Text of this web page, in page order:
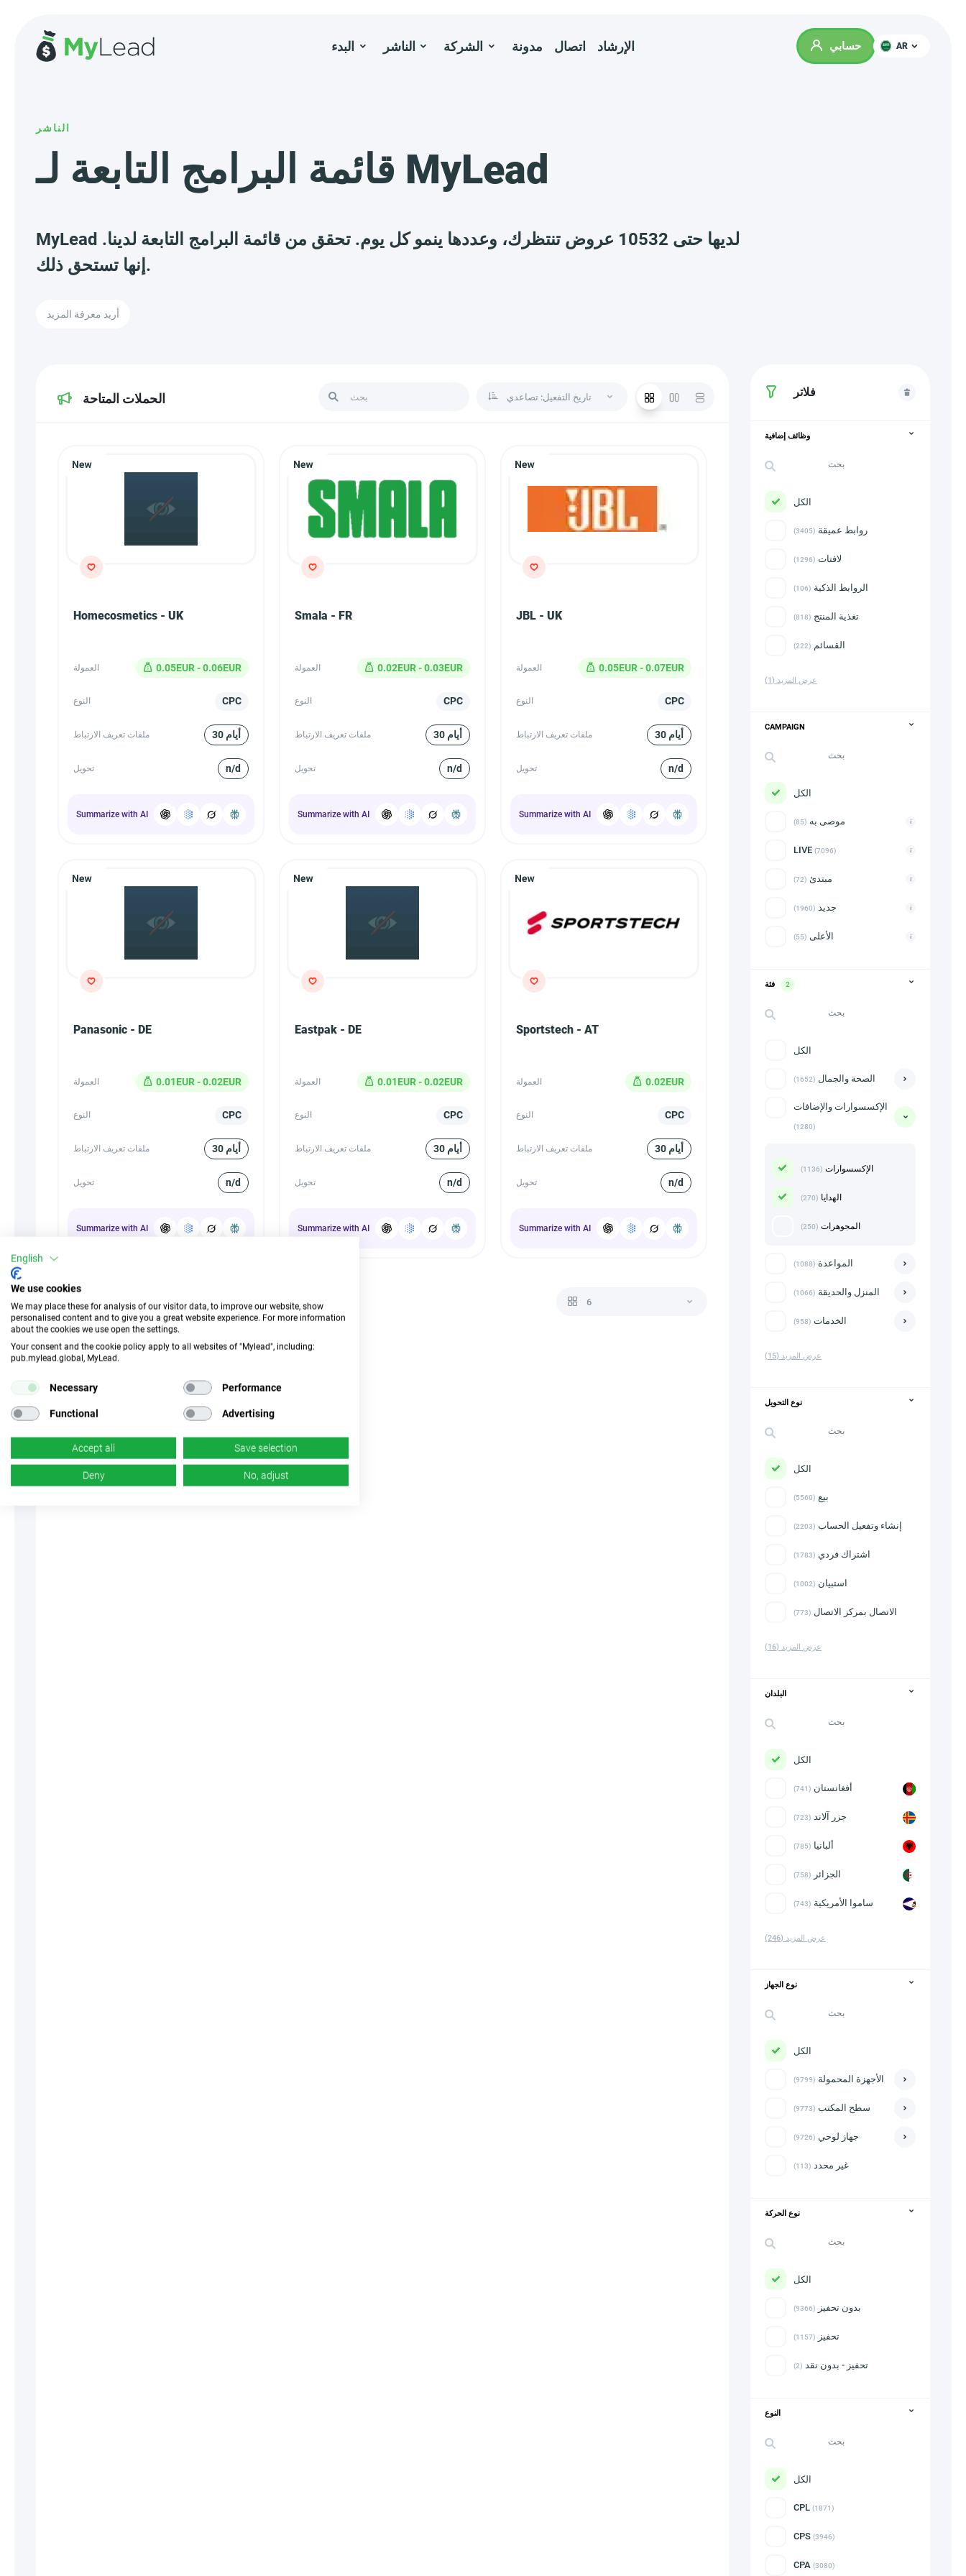
البدء الناشر الشركة مدونة اتصال الإرشاد حسابي AR
الناشر
قائمة البرامج التابعة لـ MyLead
MyLead لديها حتى 10532 عروض تنتظرك، وعددها ينمو كل يوم. تحقق من قائمة البرامج التابعة لدينا.
إنها تستحق ذلك.
أريد معرفة المزيد
الحملات المتاحة تاريخ التفعيل: تصاعدي
Homecosmetics - UK
العمولة 0.05EUR - 0.06EUR
النوع CPC
ملفات تعريف الارتباط 30 أيام
تحويل n/d
Summarize with AI
Smala - FR
العمولة 0.02EUR - 0.03EUR
النوع CPC
ملفات تعريف الارتباط 30 أيام
تحويل n/d
Summarize with AI
JBL - UK
العمولة 0.05EUR - 0.07EUR
النوع CPC
ملفات تعريف الارتباط 30 أيام
تحويل n/d
Summarize with AI
Panasonic - DE
العمولة 0.01EUR - 0.02EUR
النوع CPC
ملفات تعريف الارتباط 30 أيام
تحويل n/d
Summarize with AI
Eastpak - DE
العمولة 0.01EUR - 0.02EUR
النوع CPC
ملفات تعريف الارتباط 30 أيام
تحويل n/d
Summarize with AI
Sportstech - AT
العمولة 0.02EUR
النوع CPC
ملفات تعريف الارتباط 30 أيام
تحويل n/d
Summarize with AI
z 205 6
فلاتر
وظائف إضافية
الكل
روابط عميقة (3405)
لافتات (1296)
الروابط الذكية (106)
تغذية المنتج (818)
القسائم (222)
عرض المزيد (1)
CAMPAIGN
الكل
موصى به (85)
LIVE (7096)
مبتدئ (72)
جديد (1960)
الأعلى (55)
فئة 2
الكل
الصحة والجمال (1652)
الإكسسوارات والإضافات
(1280)
الإكسسوارات (1136)
الهدايا (270)
المجوهرات (250)
المواعدة (1088)
المنزل والحديقة (1066)
الخدمات (958)
عرض المزيد (15)
نوع التحويل
الكل
بيع (5560)
إنشاء وتفعيل الحساب (2203)
اشتراك فردي (1783)
استبيان (1002)
الاتصال بمركز الاتصال (773)
عرض المزيد (16)
البلدان
الكل
أفغانستان (741)
جزر آلاند (723)
ألبانيا (785)
الجزائر (758)
ساموا الأمريكية (743)
عرض المزيد (246)
نوع الجهاز
الكل
الأجهزة المحمولة (9799)
سطح المكتب (9773)
جهاز لوحي (9726)
غير محدد (113)
نوع الحركة
الكل
بدون تحفيز (9366)
تحفيز (1157)
تحفيز - بدون نقد (2)
النوع
الكل
CPL (1871)
CPS (3946)
CPA (3080)
English
We use cookies
We may place these for analysis of our visitor data, to improve our website, show
personalised content and to give you a great website experience. For more information
about the cookies we use open the settings.
Your consent and the cookie policy apply to all websites of "Mylead", including:
pub.mylead.global, MyLead.
Necessary Performance
Functional Advertising
Accept all Save selection
Deny No, adjust